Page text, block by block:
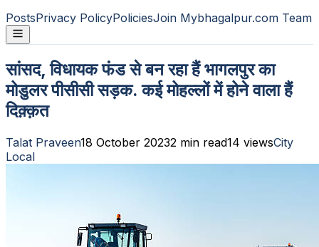
PostsPrivacy PolicyPoliciesJoin Mybhagalpur.com Team
सांसद, विधायक फंड से बन रहा हैं भागलपुर का
मोडुलर पीसीसी सड़क. कई मोहल्लों में होने वाला हैं
दिक़्क़त
Talat Praveen18 October 20232 min read14 viewsCity
Local